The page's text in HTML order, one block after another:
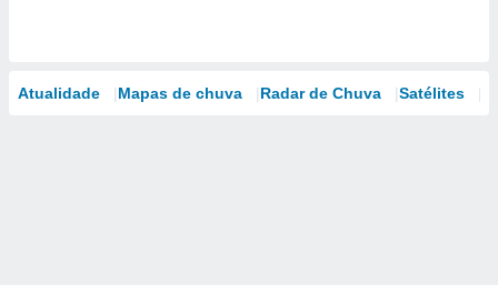
Atualidade Mapas de chuva Radar de Chuva Satélites